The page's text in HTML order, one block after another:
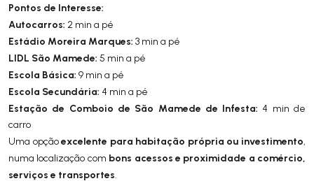
Pontos de Interesse:
Autocarros: 2 min a pé
Estádio Moreira Marques: 3 min a pé
LIDL São Mamede: 5 min a pé
Escola Básica: 9 min a pé
Escola Secundária: 4 min a pé
Estação de Comboio de São Mamede de Infesta: 4 min de
carro
Uma opçãoexcelente para habitação própria ou investimento,
numa localização com bons acessos e proximidade a comércio,
serviços e transportes.